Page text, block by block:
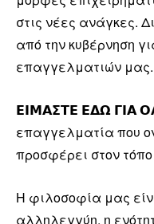
στις νέες ανάγκες.
από την κυβέρνηση
επαγγελματιών μας.
𝝚𝝞𝝡𝝖𝝨𝝩𝝚 𝝚𝝙𝝮 𝝘𝝞𝝖
επαγγελματία που
προσφέρει στον τόπο
Η φιλοσοφία μας
αλληλεγγύη, η